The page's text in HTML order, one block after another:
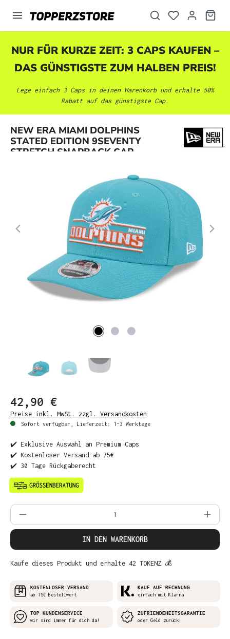
springen
NUR FÜR KURZE ZEIT: 3 CAPS KAUFEN –
DAS GÜNSTIGSTE ZUM HALBEN PREIS!
Lege einfach 3 Caps in deinen Warenkorb und erhalte 50%
Rabatt auf das günstigste Cap.
NEW ERA MIAMI DOLPHINS
STATED EDITION 9SEVENTY
STRETCH SNAPBACK CAP
42,90 €
Preise inkl. MwSt. zzgl. Versandkosten
Sofort verfügbar, Lieferzeit: 1-3 Werktage
✔️ Exklusive Auswahl an Premium Caps
✔️ Kostenloser Versand ab 75€
✔️ 30 Tage Rückgaberecht
Produkt Anzahl: Gib den gewünschten
IN DEN WARENKORB
Kaufe dieses Produkt und erhalte 42 TOKENZ 💰
KOSTENLOSER VERSAND
ab 75€ Bestellwert
KAUF AUF RECHNUNG
einfach mit Klarna
TOP KUNDENSERVICE
wir sind immer für dich da!
ZUFRIENDEHEITSGARANTIE
oder Geld zurück!